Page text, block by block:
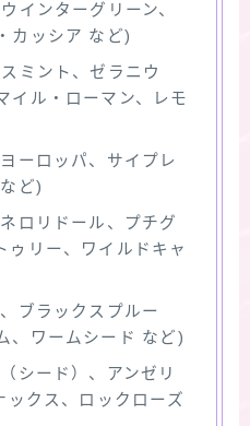
インターグリーン、
カッシア など)
ミント、ゼラニウ
イル・ローマン、レモ
ーロッパ、サイプレ
ど)
ロリドール、プチグ
ゥリー、ワイルドキャ
ブラックスプルー
、ワームシード など)
シード）、アンゼリ
ックス、ロックローズ